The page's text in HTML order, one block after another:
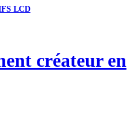
LCD
créateur en